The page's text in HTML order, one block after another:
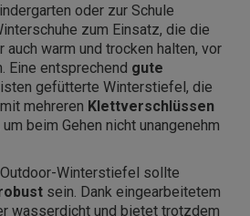
oder zur Schule
zum Einsatz, die die
auch warm und trocken halten, vor
Eine entsprechend gute
gefütterte Winterstiefel, die
mehreren Klettverschlüssen
beim Gehen nicht unangenehm
Winterstiefel sollte
sein. Dank eingearbeitetem
wasserdicht und bietet trotzdem